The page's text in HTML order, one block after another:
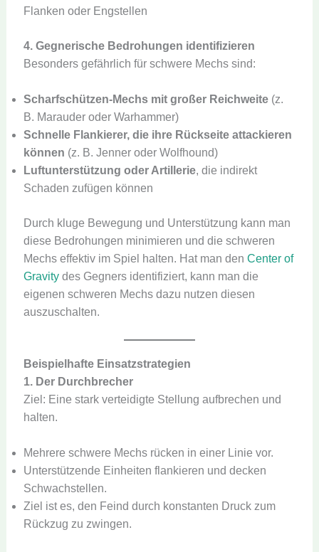
Flanken oder Engstellen
4. Gegnerische Bedrohungen identifizieren
Besonders gefährlich für schwere Mechs sind:
Scharfschützen-Mechs mit großer Reichweite(z.
B. Marauder oder Warhammer)
Schnelle Flankierer, die ihre Rückseite attackieren
können (z. B. Jenner oder Wolfhound)
Luftunterstützung oder Artillerie, die indirekt
Schaden zufügen können
Durch kluge Bewegung und Unterstützung kann man
diese Bedrohungen minimieren und die schweren
Mechs effektiv im Spiel halten. Hat man den Center of
Gravitydes Gegners identifiziert, kann man die
eigenen schweren Mechs dazu nutzen diesen
auszuschalten.
Beispielhafte Einsatzstrategien
1. Der Durchbrecher
Ziel: Eine stark verteidigte Stellung aufbrechen und
halten.
Mehrere schwere Mechs rücken in einer Linie vor.
Unterstützende Einheiten flankieren und decken
Schwachstellen.
Ziel ist es, den Feind durch konstanten Druck zum
Rückzug zu zwingen.